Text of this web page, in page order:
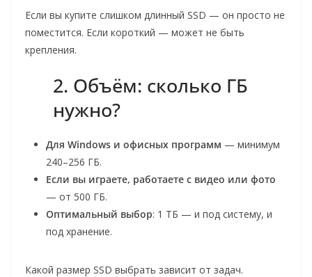
Если вы купите слишком длинный SSD — он просто не
поместится. Если короткий — может не быть
крепления.
2. Объём: сколько ГБ
нужно?
Для Windows и офисных программ — минимум
240–256 ГБ.
Если вы играете, работаете с видео или фото
— от 500 ГБ.
Оптимальный выбор: 1 ТБ — и под систему, и
под хранение.
Какой размер SSD выбрать зависит от задач.